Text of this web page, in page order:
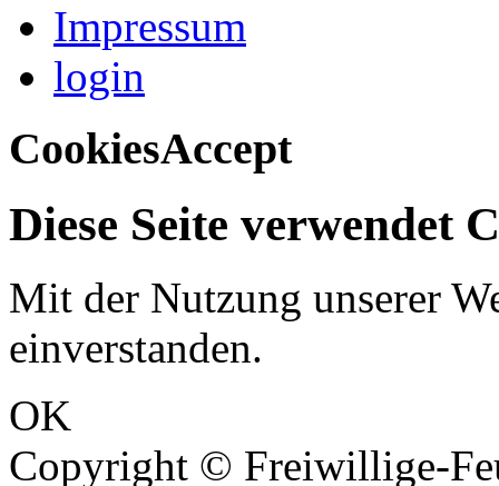
Impressum
login
CookiesAccept
Diese Seite verwendet
Mit der Nutzung unserer
einverstanden.
OK
Copyright © Freiwillige-